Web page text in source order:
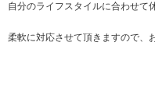
自分のライフスタイルに合わせて
柔軟に対応させて頂きますので、